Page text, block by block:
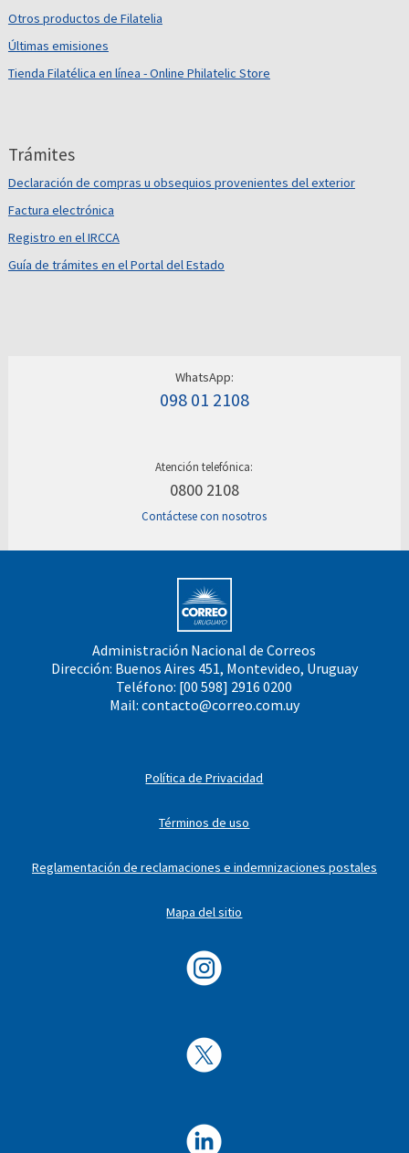
Otros productos de Filatelia
Últimas emisiones
Tienda Filatélica en línea - Online Philatelic Store
Trámites
Declaración de compras u obsequios provenientes del exterior
Factura electrónica
Registro en el IRCCA
Guía de trámites en el Portal del Estado
WhatsApp:
098 01 2108
Atención telefónica:
0800 2108
Contáctese con nosotros
Administración Nacional de Correos
Dirección: Buenos Aires 451, Montevideo, Uruguay
Teléfono: [00 598] 2916 0200
Mail: contacto@correo.com.uy
Política de Privacidad
Términos de uso
Reglamentación de reclamaciones e indemnizaciones postales
Mapa del sitio